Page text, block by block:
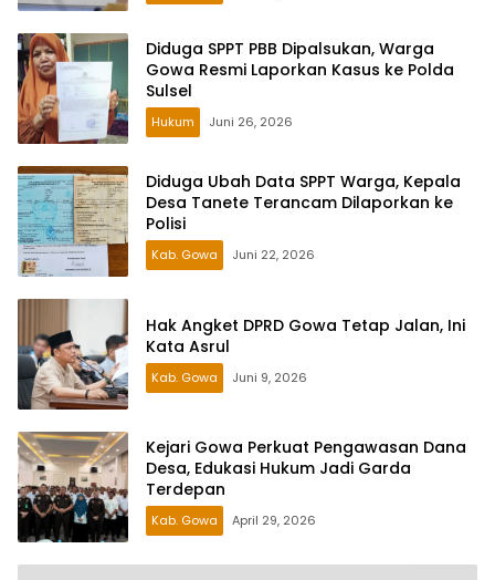
Diduga SPPT PBB Dipalsukan, Warga
Gowa Resmi Laporkan Kasus ke Polda
Sulsel
Hukum Juni 26, 2026
Diduga Ubah Data SPPT Warga, Kepala
Desa Tanete Terancam Dilaporkan ke
Polisi
Kab. Gowa Juni 22, 2026
Hak Angket DPRD Gowa Tetap Jalan, Ini
Kata Asrul
Kab. Gowa Juni 9, 2026
Kejari Gowa Perkuat Pengawasan Dana
Desa, Edukasi Hukum Jadi Garda
Terdepan
Kab. Gowa April 29, 2026